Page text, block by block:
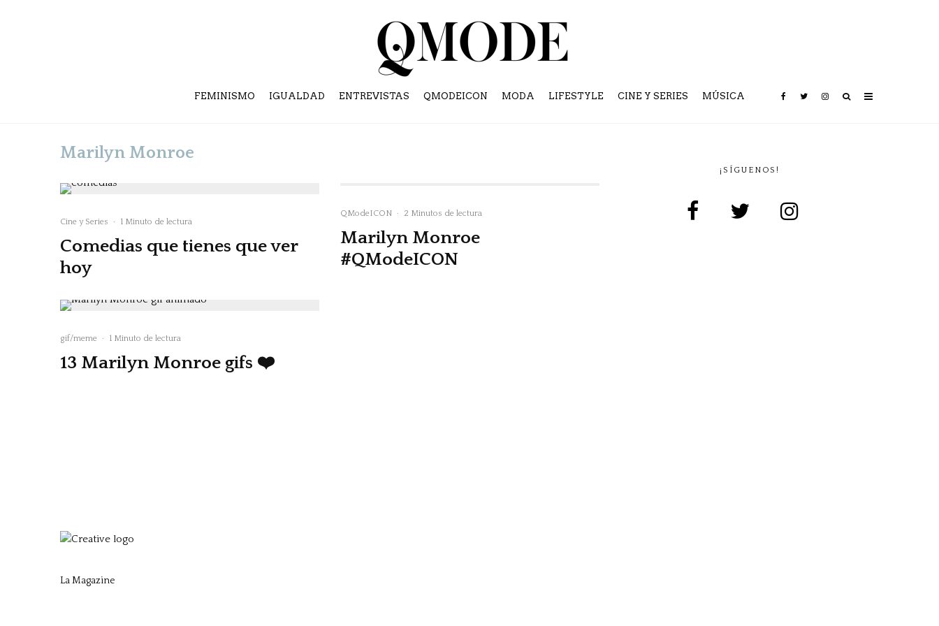
FEMINISMO IGUALDAD ENTREVISTAS QMODEICON MODA LIFESTYLE CINE Y SERIES MÚSICA
Marilyn Monroe
Cine y Series · 1 Minuto de lectura
Comedias que tienes que ver
hoy
gif/meme · 1 Minuto de lectura
13 Marilyn Monroe gifs ❤️‍
QModeICON · 2 Minutos de lectura
Marilyn Monroe
#QModeICON
¡SÍGUENOS!
La Magazine